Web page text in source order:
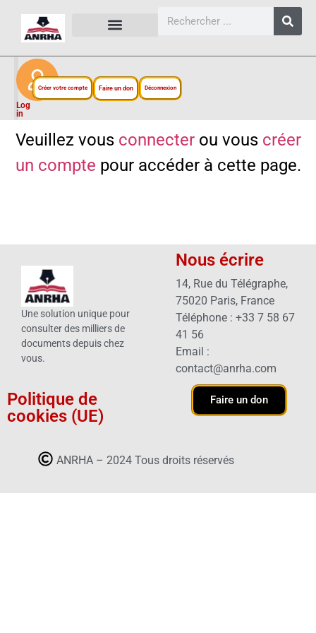
Log
in
Créer votre compte Faire un don Déconnexion
Veuillez vous connecterou vous créer
un compte pour accéder à cette page.
Une solution unique pour
consulter des milliers de
documents depuis chez
vous.
Politique de
cookies (UE)
Nous écrire
14, Rue du Télégraphe,
75020 Paris, France
Téléphone : +33 7 58 67
41 56
Email :
contact@anrha.com
Faire un don
ANRHA – 2024 Tous droits réservés